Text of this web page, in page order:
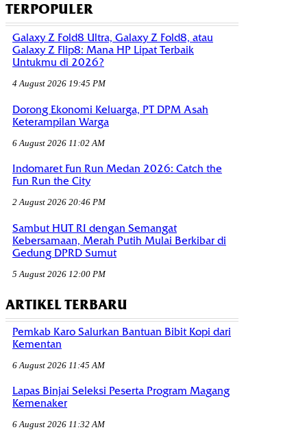
TERPOPULER
Galaxy Z Fold8 Ultra, Galaxy Z Fold8, atau
Galaxy Z Flip8: Mana HP Lipat Terbaik
Untukmu di 2026?
4 August 2026 19:45 PM
Dorong Ekonomi Keluarga, PT DPM Asah
Keterampilan Warga
6 August 2026 11:02 AM
Indomaret Fun Run Medan 2026: Catch the
Fun Run the City
2 August 2026 20:46 PM
Sambut HUT RI dengan Semangat
Kebersamaan, Merah Putih Mulai Berkibar di
Gedung DPRD Sumut
5 August 2026 12:00 PM
ARTIKEL TERBARU
Pemkab Karo Salurkan Bantuan Bibit Kopi dari
Kementan
6 August 2026 11:45 AM
Lapas Binjai Seleksi Peserta Program Magang
Kemenaker
6 August 2026 11:32 AM